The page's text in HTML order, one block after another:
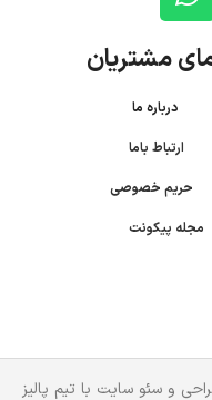
مشتریان
ما
ارتباط باما
حریم خصوصی
مجله پیکونت
و سئو سایت با تیم پالیز